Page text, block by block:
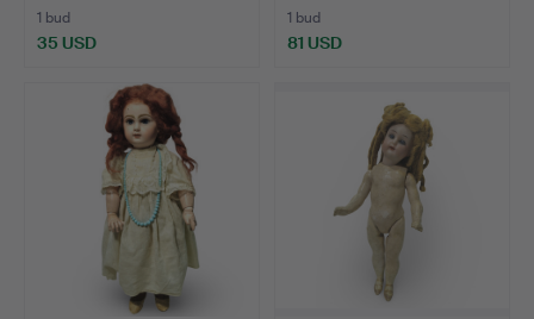
1 bud
35 USD
1 bud
81 USD